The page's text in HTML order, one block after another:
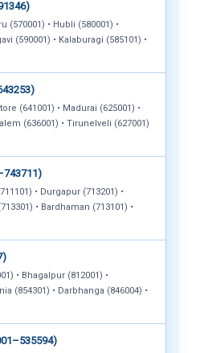
(570001) • Hubli (580001) •
(590001) • Kalaburagi (585101) •
(641001) • Madurai (625001) •
(636001) • Tirunelveli (627001)
• Durgapur (713201) •
• Bardhaman (713101) •
• Bhagalpur (812001) •
(854301) • Darbhanga (846004) •